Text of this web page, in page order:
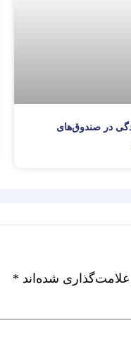
در صندوق‌های
شده‌اند *